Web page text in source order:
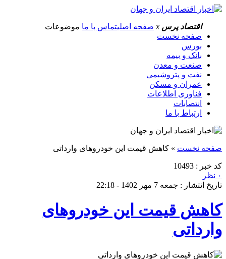
اقتصاد پرس x صفحه اصلیتماس با ما موضوعات
صفحه نخست
بورس
بانک و بیمه
صنعت و معدن
نفت و پتروشیمی
عمران و مسکن
فناوری اطلاعات
انتصابات
ارتباط با ما
صفحه نخست » کاهش قیمت این خودروهای وارداتی
کد خبر : 10493
۰ نظر
تاریخ انتشار : جمعه 7 مهر 1402 - 22:18
کاهش قیمت این خودروهای
وارداتی